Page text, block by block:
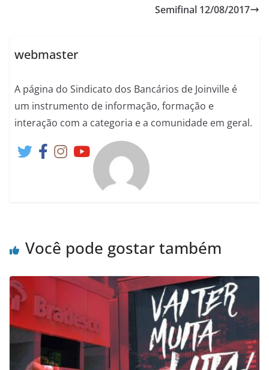
Semifinal 12/08/2017
webmaster
A página do Sindicato dos Bancários de Joinville é
um instrumento de informação, formação e
interação com a categoria e a comunidade em geral.
Você pode gostar também